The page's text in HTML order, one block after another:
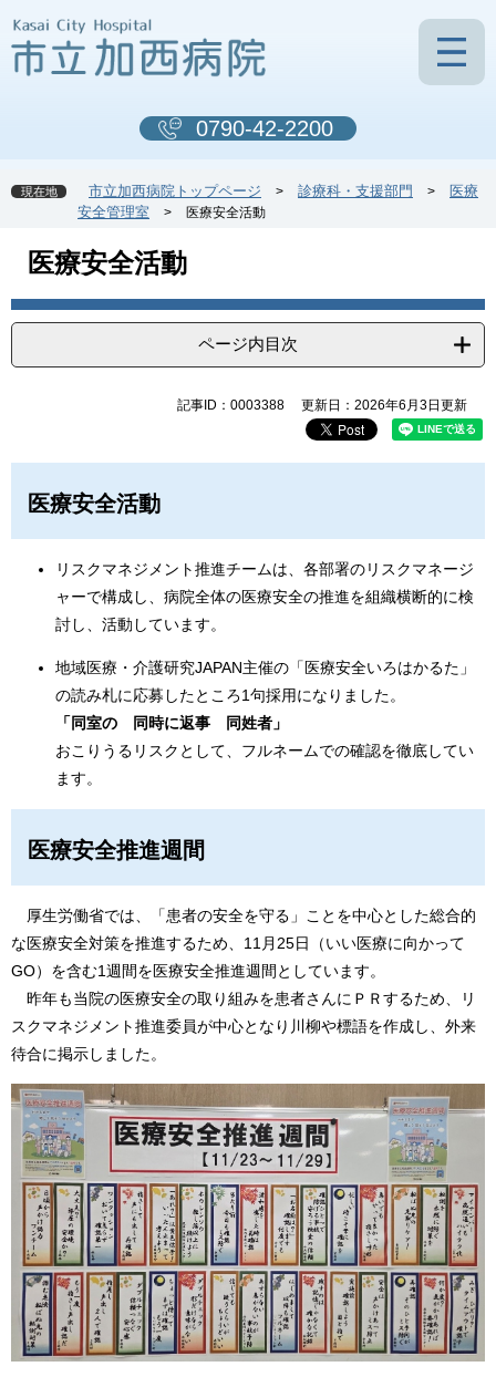
ー
ジ
。
ニ
ュ
て
0790-42-2200
現在地 市立加西病院トップページ > 診療科・支援部門 >
医療
安全管理室
> 医療安全活動
医療安全活動
ページ内目次
記事ID：0003388 更新日：2026年6月3日更新
医療安全活動
リスクマネジメント推進チームは、各部署のリスクマネージ
ャーで構成し、病院全体の医療安全の推進を組織横断的に検
討し、活動しています。
地域医療・介護研究JAPAN主催の「医療安全いろはかるた」
の読み札に応募したところ1句採用になりました。​
「同室の 同時に返事 同姓者」
​​おこりうるリスクとして、フルネームでの確認を徹底してい
ます。
医療安全推進週間
厚生労働省では、「患者の安全を守る」ことを中心とした総合的
な医療安全対策を推進するため、11月25日（いい医療に向かって
GO）を含む1週間を医療安全推進週間としています。
昨年も当院の医療安全の取り組みを患者さんにＰＲするため、リ
スクマネジメント推進委員が中心となり川柳や標語を作成し、外来
待合に掲示しました。​